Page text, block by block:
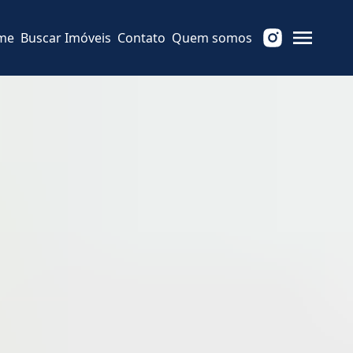
Buscar Imóveis Contato Quem somos